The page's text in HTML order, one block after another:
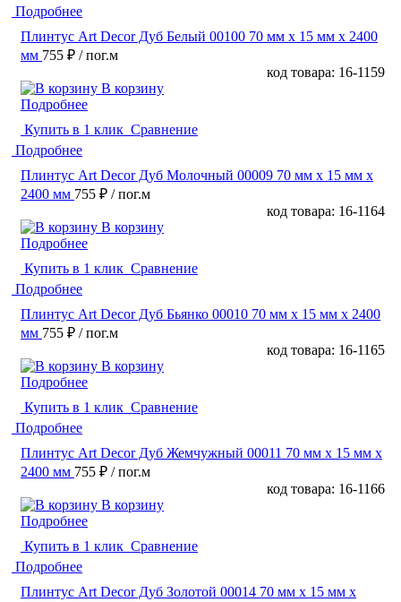
Подробнее
Плинтус Art Decor Дуб Белый 00100 70 мм х 15 мм х 2400
мм 755 ₽ / пог.м
код товара: 16-1159
В корзину
Подробнее
Купить в 1 клик Сравнение
Подробнее
Плинтус Art Decor Дуб Молочный 00009 70 мм х 15 мм х
2400 мм 755 ₽ / пог.м
код товара: 16-1164
В корзину
Подробнее
Купить в 1 клик Сравнение
Подробнее
Плинтус Art Decor Дуб Бьянко 00010 70 мм х 15 мм х 2400
мм 755 ₽ / пог.м
код товара: 16-1165
В корзину
Подробнее
Купить в 1 клик Сравнение
Подробнее
Плинтус Art Decor Дуб Жемчужный 00011 70 мм х 15 мм х
2400 мм 755 ₽ / пог.м
код товара: 16-1166
В корзину
Подробнее
Купить в 1 клик Сравнение
Подробнее
Плинтус Art Decor Дуб Золотой 00014 70 мм х 15 мм х